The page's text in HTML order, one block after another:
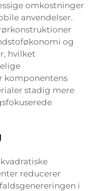
omkostninger
anvendelser.
og
hvilket
komponentens
stadig mere
reducerer
i